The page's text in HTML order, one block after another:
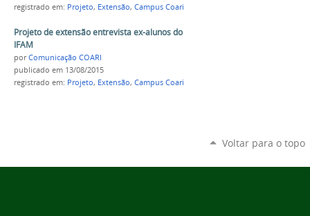
registrado em: Projeto, Extensão, Campus Coari
Projeto de extensão entrevista ex-alunos do
IFAM
porComunicação COARI
publicado em 13/08/2015
registrado em: Projeto, Extensão, Campus Coari
Voltar para o topo